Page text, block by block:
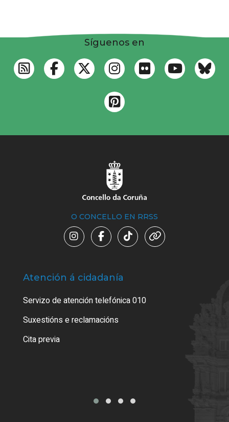
Síguenos en
O CONCELLO EN RRSS
Atención á cidadanía
Servizo de atención telefónica 010
Suxestións e reclamacións
Cita previa